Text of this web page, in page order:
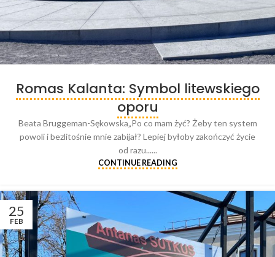
Romas Kalanta: Symbol litewskiego
oporu
Beata Bruggeman-Sękowska„Po co mam żyć? Żeby ten system
powoli i bezlitośnie mnie zabijał? Lepiej byłoby zakończyć życie
od razu......
CONTINUE READING
25
FEB